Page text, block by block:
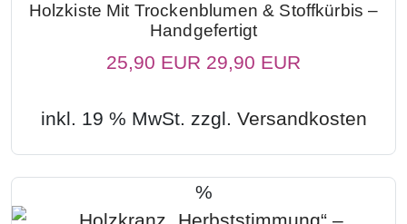
Holzkiste Mit Trockenblumen & Stoffkürbis –
Handgefertigt
25,90 EUR 29,90 EUR
inkl. 19 % MwSt. zzgl. Versandkosten
%